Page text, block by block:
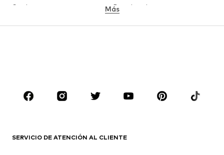
Camisetas
Ropa interior
ROPA
Camisetas
Jeans
Más
SERVICIO DE ATENCIÓN AL CLIENTE